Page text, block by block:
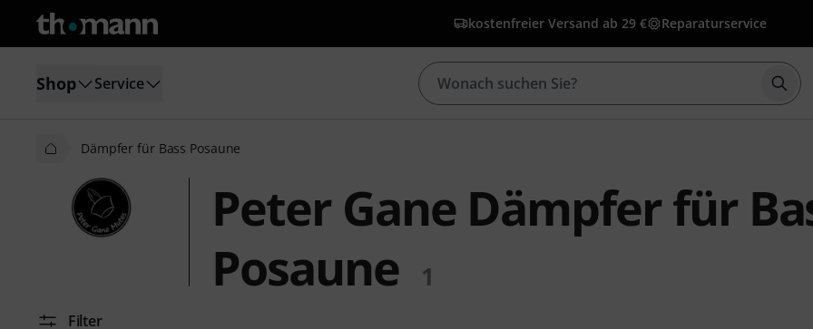
kostenfreier Versand ab 29 € Reparaturservice
Shop Service
Dämpfer für Bass Posaune
Peter Gane Dämpfer für
Posaune
1
Filter